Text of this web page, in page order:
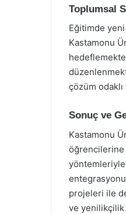
Toplumsal
Eğitimde
Kastamonu
çözüm
Sonuç ve
Kastamonu
öğrencilerine
projeleri ile
ve